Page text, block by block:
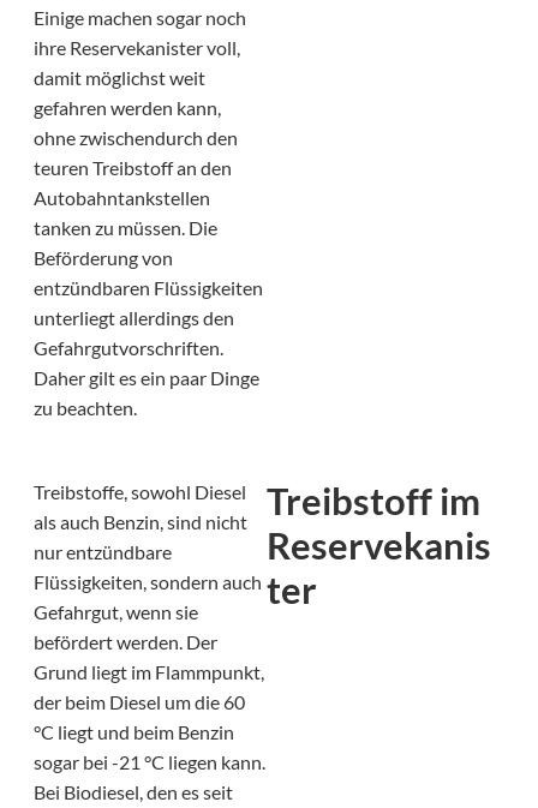
Einige machen sogar noch
ihre Reservekanister voll,
damit möglichst weit
gefahren werden kann,
ohne zwischendurch den
teuren Treibstoff an den
Autobahntankstellen
tanken zu müssen. Die
Beförderung von
entzündbaren Flüssigkeiten
unterliegt allerdings den
Gefahrgutvorschriften.
Daher gilt es ein paar Dinge
zu beachten.
Treibstoffe, sowohl Diesel
als auch Benzin, sind nicht
nur entzündbare
Flüssigkeiten, sondern auch
Gefahrgut, wenn sie
befördert werden. Der
Grund liegt im Flammpunkt,
der beim Diesel um die 60
°C liegt und beim Benzin
sogar bei -21 °C liegen kann.
Bei Biodiesel, den es seit
Treibstoff im
Reservekanis
ter